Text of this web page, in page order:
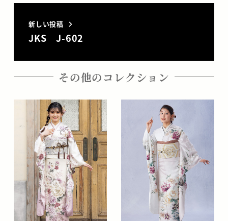
新しい投稿
JKS J-602
その他のコレクション